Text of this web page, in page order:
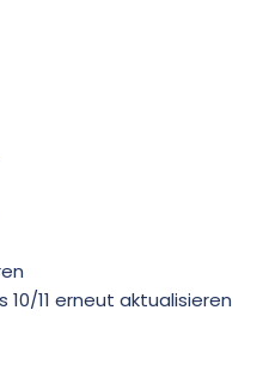
10/11 erneut aktualisieren